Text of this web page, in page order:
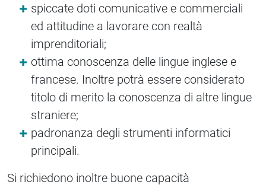
spiccate doti comunicative e commerciali
ed attitudine a lavorare con realtà
imprenditoriali;
ottima conoscenza delle lingue inglese e
francese. Inoltre potrà essere considerato
titolo di merito la conoscenza di altre lingue
straniere;
padronanza degli strumenti informatici
principali.
Si richiedono inoltre buone capacità